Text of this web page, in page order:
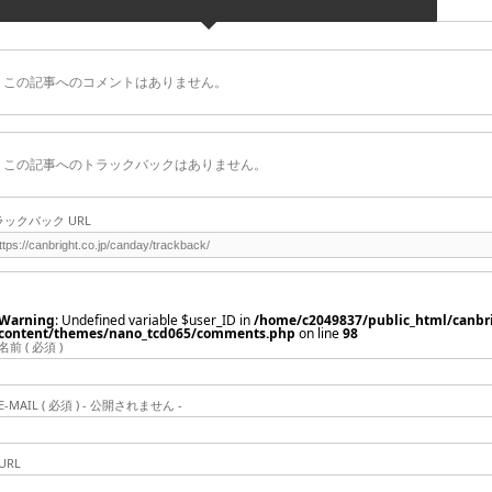
この記事へのコメントはありません。
この記事へのトラックバックはありません。
ックバック URL
: Undefined variable $user_ID in/home/c2049837/public_html/
themes/nano_tcd065/comments.php on line98
前 ( 必須 )
MAIL ( 必須 ) - 公開されません -